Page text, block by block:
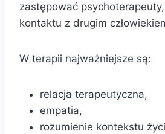
zastępować
kontaktu z drugim
W terapii najważniejsze są:
relacja terapeutyczna,
empatia,
rozumienie kontekstu